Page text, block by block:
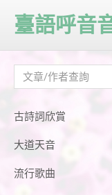
古詩詞欣賞
大道天音
流行歌曲
臺語呼音